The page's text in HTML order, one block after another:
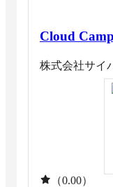
Cloud
株式会社サイ
（0.00）